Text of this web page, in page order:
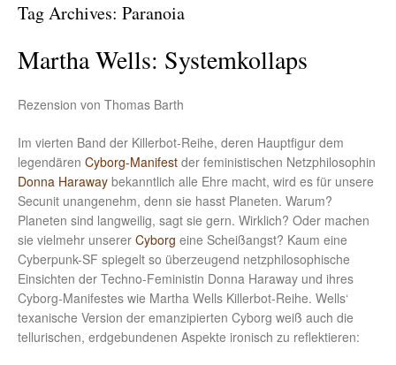
Tag Archives: Paranoia
Martha Wells: Systemkollaps
Rezension von Thomas Barth
Im vierten Band der Killerbot-Reihe, deren Hauptfigur dem
legendären Cyborg-Manifest der feministischen Netzphilosophin
Donna Haraway bekanntlich alle Ehre macht, wird es für unsere
Secunit unangenehm, denn sie hasst Planeten. Warum?
Planeten sind langweilig, sagt sie gern. Wirklich? Oder machen
sie vielmehr unserer Cyborg eine Scheißangst? Kaum eine
Cyberpunk-SF spiegelt so überzeugend netzphilosophische
Einsichten der Techno-Feministin Donna Haraway und ihres
Cyborg-Manifestes wie Martha Wells Killerbot-Reihe. Wells‘
texanische Version der emanzipierten Cyborg weiß auch die
tellurischen, erdgebundenen Aspekte ironisch zu reflektieren: